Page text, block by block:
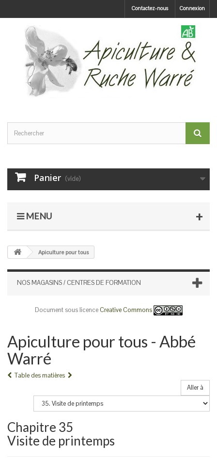
Connexion
Contactez-nous
Panier (vide)
MENU
Apiculture pour tous
NOS MAGASINS / CENTRES DE FORMATION
Document sous licenceCreative Commons
Apiculture pour tous - Abbé
Warré
Table des matières
Aller à
Chapitre 35
Visite de printemps